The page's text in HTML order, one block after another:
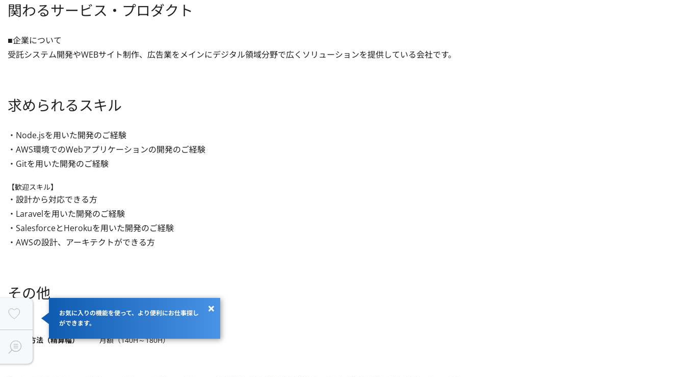
お気に入りの機能を使って、より便利にお仕事探し
ができます。
関わるサービス・プロダクト
■企業について
受託システム開発やWEBサイト制作、広告業をメインにデジタル領域分野で広くソリューションを提供している会社です。
求められるスキル
・Node.jsを用いた開発のご経験
・AWS環境でのWebアプリケーションの開発のご経験
・Gitを用いた開発のご経験
【歓迎スキル】
・設計から対応できる方
・Laravelを用いた開発のご経験
・SalesforceとHerokuを用いた開発のご経験
・AWSの設計、アーキテクトができる方
その他
商流
支払い方法（精算幅）
月額（140H～180H）